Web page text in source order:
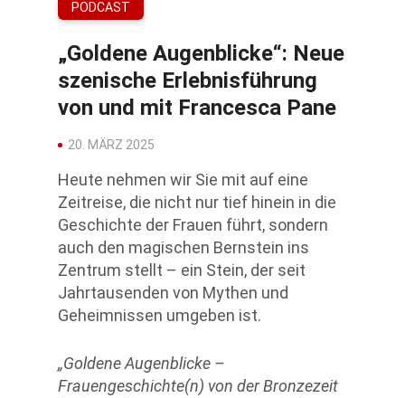
PODCAST
„Goldene Augenblicke“: Neue
szenische Erlebnisführung
von und mit Francesca Pane
20. MÄRZ 2025
Heute nehmen wir Sie mit auf eine
Zeitreise, die nicht nur tief hinein in die
Geschichte der Frauen führt, sondern
auch den magischen Bernstein ins
Zentrum stellt – ein Stein, der seit
Jahrtausenden von Mythen und
Geheimnissen umgeben ist.
„Goldene Augenblicke –
Frauengeschichte(n) von der Bronzezeit